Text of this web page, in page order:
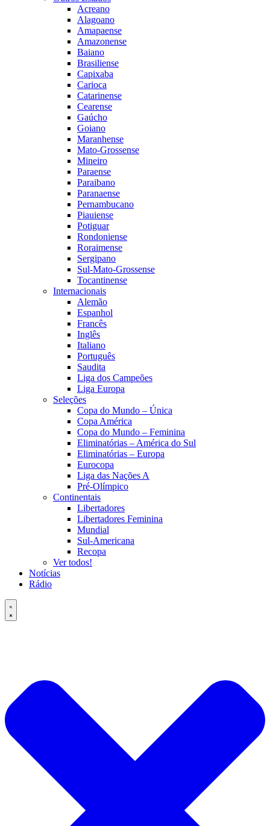
Acreano
Alagoano
Amapaense
Amazonense
Baiano
Brasiliense
Capixaba
Carioca
Catarinense
Cearense
Gaúcho
Goiano
Maranhense
Mato-Grossense
Mineiro
Paraense
Paraibano
Paranaense
Pernambucano
Piauiense
Potiguar
Rondoniense
Roraimense
Sergipano
Sul-Mato-Grossense
Tocantinense
Internacionais
Alemão
Espanhol
Francês
Inglês
Italiano
Português
Saudita
Liga dos Campeões
Liga Europa
Seleções
Copa do Mundo – Única
Copa América
Copa do Mundo – Feminina
Eliminatórias – América do Sul
Eliminatórias – Europa
Eurocopa
Liga das Nações A
Pré-Olímpico
Continentais
Libertadores
Libertadores Feminina
Mundial
Sul-Americana
Recopa
Ver todos!
Notícias
Rádio